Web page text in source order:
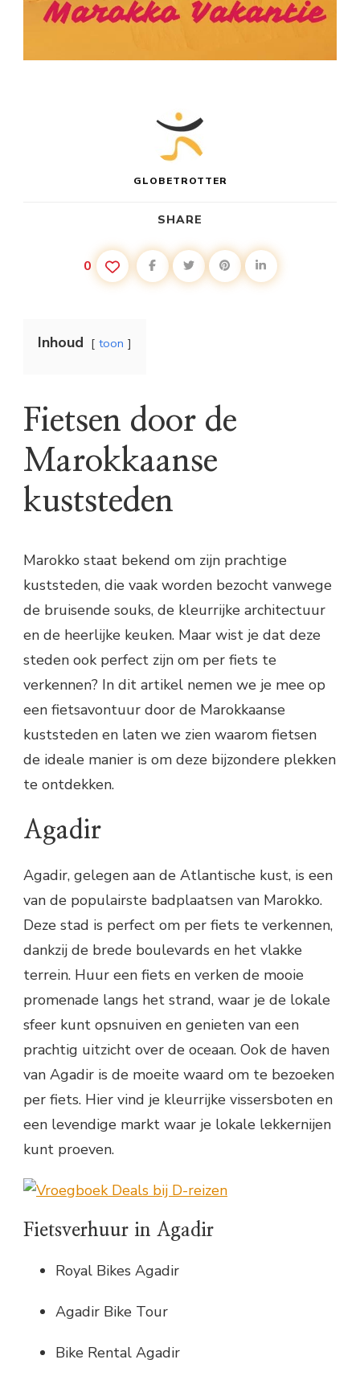
GLOBETROTTER
SHARE
0
Inhoud toon
Fietsen door de
Marokkaanse
kuststeden
Marokko staat bekend om zijn prachtige
kuststeden, die vaak worden bezocht vanwege
de bruisende souks, de kleurrijke architectuur
en de heerlijke keuken. Maar wist je dat deze
steden ook perfect zijn om per fiets te
verkennen? In dit artikel nemen we je mee op
een fietsavontuur door de Marokkaanse
kuststeden en laten we zien waarom fietsen
de ideale manier is om deze bijzondere plekken
te ontdekken.
Agadir
Agadir, gelegen aan de Atlantische kust, is een
van de populairste badplaatsen van Marokko.
Deze stad is perfect om per fiets te verkennen,
dankzij de brede boulevards en het vlakke
terrein. Huur een fiets en verken de mooie
promenade langs het strand, waar je de lokale
sfeer kunt opsnuiven en genieten van een
prachtig uitzicht over de oceaan. Ook de haven
van Agadir is de moeite waard om te bezoeken
per fiets. Hier vind je kleurrijke vissersboten en
een levendige markt waar je lokale lekkernijen
kunt proeven.
Fietsverhuur in Agadir
Royal Bikes Agadir
Agadir Bike Tour
Bike Rental Agadir